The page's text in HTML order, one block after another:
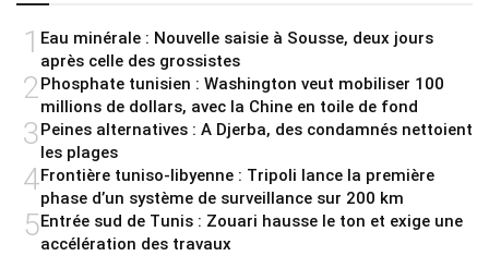
1 Eau minérale : Nouvelle saisie à Sousse, deux jours
après celle des grossistes
2 Phosphate tunisien : Washington veut mobiliser 100
millions de dollars, avec la Chine en toile de fond
3Peines alternatives : A Djerba, des condamnés nettoient
les plages
4Frontière tuniso-libyenne : Tripoli lance la première
phase d’un système de surveillance sur 200 km
5Entrée sud de Tunis : Zouari hausse le ton et exige une
accélération des travaux